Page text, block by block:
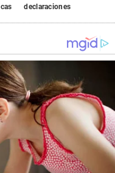
declaraciones